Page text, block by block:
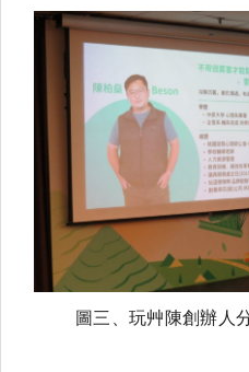
圖三、 玩艸陳創辦人